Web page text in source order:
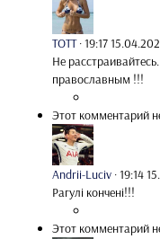
TOTT ·19:17
Не
православным !!!
Этот комментарий
Andrii-Luciv ·19:14
Рагулі кончені!!!
Этот комментарий